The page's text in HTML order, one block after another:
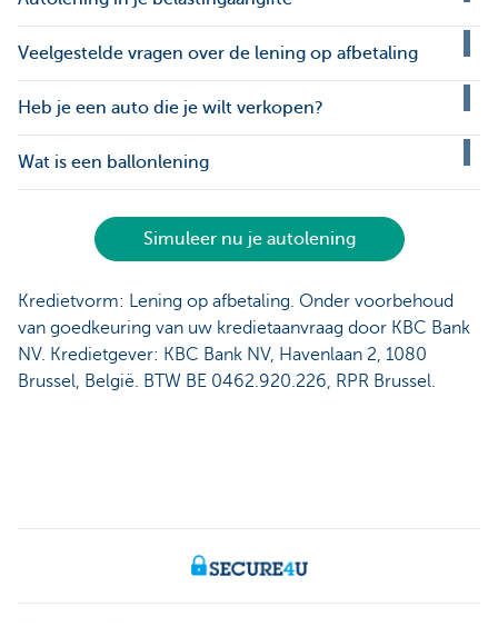
Veelgestelde vragen over de lening op afbetaling
Heb je een auto die je wilt verkopen?
Wat is een ballonlening
Simuleer nu je autolening
Kredietvorm: Lening op afbetaling. Onder voorbehoud
van goedkeuring van uw kredietaanvraag door KBC Bank
NV. Kredietgever: KBC Bank NV, Havenlaan 2, 1080
Brussel, België. BTW BE 0462.920.226, RPR Brussel.